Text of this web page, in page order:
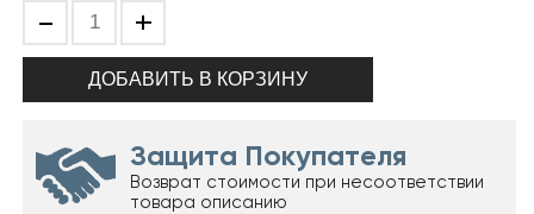
- +
Защита Покупателя
Возврат стоимости при несоответствии
товара описанию